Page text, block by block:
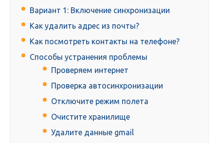
Вариант 1: Включение синхронизации
Как удалить адрес из почты?
Как посмотреть контакты на телефоне?
Способы устранения проблемы
Проверяем интернет
Проверка автосинхронизации
Отключите режим полета
Очистите хранилище
Удалите данные gmail